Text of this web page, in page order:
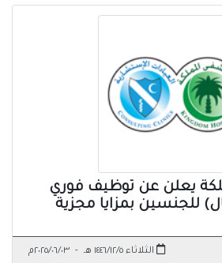
يعلن عن توظيف فوري
للجنسين بمزايا مجزية
الثلاثاء ١٤٤٦/١٢/٥ هـ - ٢٠٢٥/٠٦/٠٣م